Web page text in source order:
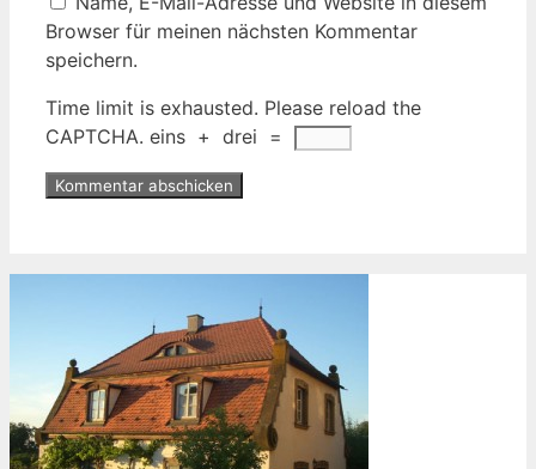
Browser für meinen nächsten Kommentar
speichern.
Time limit is exhausted. Please reload the
CAPTCHA. eins + drei =